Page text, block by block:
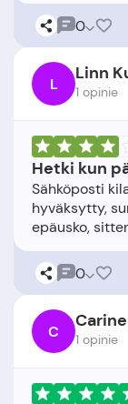
0
L Linn
1 opinie
Hetki kun
Sähköposti
hyväksytty,
0
C 1 opinie